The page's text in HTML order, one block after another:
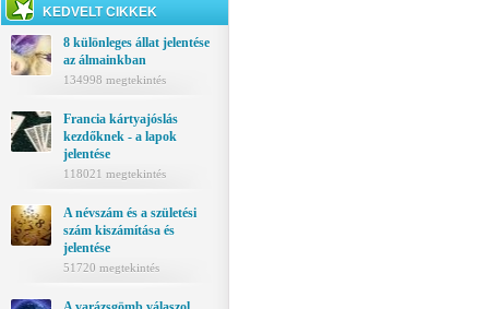
KEDVELT CIKKEK
8 különleges állat jelentése
az álmainkban
134998 megtekintés
Francia kártyajóslás
kezdőknek - a lapok
jelentése
118021 megtekintés
A névszám és a születési
szám kiszámítása és
jelentése
51720 megtekintés